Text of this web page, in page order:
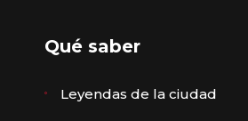
Qué saber
Leyendas de la ciudad